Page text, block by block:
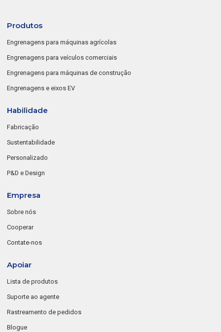
Produtos
Engrenagens para máquinas agrícolas
Engrenagens para veículos comerciais
Engrenagens para máquinas de construção
Engrenagens e eixos EV
Habilidade
Fabricação
Sustentabilidade
Personalizado
P&D e Design
Empresa
Sobre nós
Cooperar
Contate-nos
Apoiar
Lista de produtos
Suporte ao agente
Rastreamento de pedidos
Blogue